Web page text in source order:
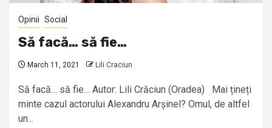
Opinii Social
Să facă… să fie…
March 11, 2021 Lili Craciun
Să facă… să fie… Autor: Lili Crăciun (Oradea) Mai țineți
minte cazul actorului Alexandru Arșinel? Omul, de altfel
un...